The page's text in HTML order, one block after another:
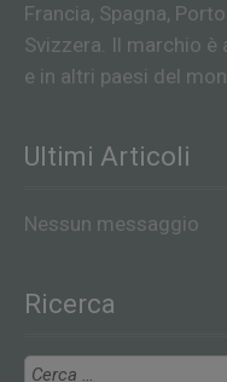
Francia, Spagna,
Svizzera. Il marchio è
e in altri paesi del
Ultimi Articoli
Nessun messaggio
Ricerca